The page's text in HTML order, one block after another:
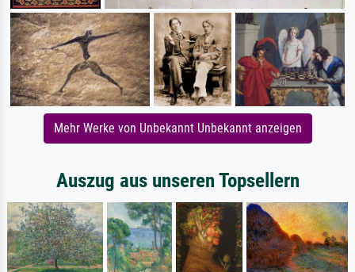
Mehr Werke von Unbekannt Unbekannt anzeigen
Auszug aus unseren Topsellern